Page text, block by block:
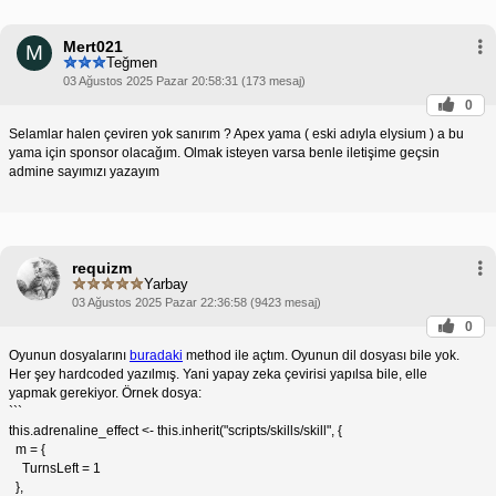
M Mert021
Teğmen
03 Ağustos 2025 Pazar 20:58:31 (173 mesaj)
0
Selamlar halen çeviren yok sanırım ? Apex yama ( eski adıyla elysium ) a bu
yama için sponsor olacağım. Olmak isteyen varsa benle iletişime geçsin
admine sayımızı yazayım
requizm
Yarbay
03 Ağustos 2025 Pazar 22:36:58 (9423 mesaj)
0
Oyunun dosyalarını buradaki method ile açtım. Oyunun dil dosyası bile yok.
Her şey hardcoded yazılmış. Yani yapay zeka çevirisi yapılsa bile, elle
yapmak gerekiyor. Örnek dosya:
```
this.adrenaline_effect <- this.inherit("scripts/skills/skill", {
m = {
TurnsLeft = 1
},